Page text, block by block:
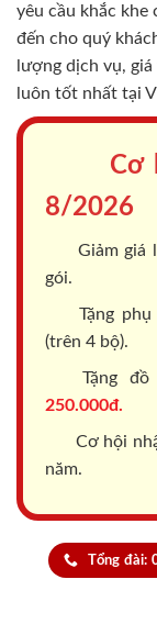
yêu cầu khắc khe
đến cho quý
lượng dịch vụ,
luôn tốt nhất tại
Cơ
8/2026
Giảm giá
gói.
Tặng
(trên 4 bộ).
Tặng
250.000đ.
Cơ hội
năm.
Tổng đài: